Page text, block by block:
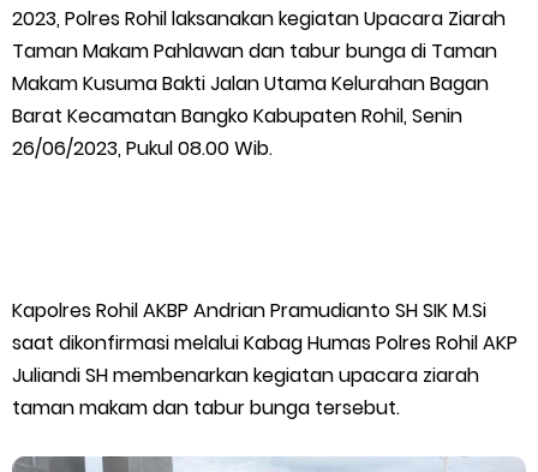
Polres Kepulauan Meranti Gelar Ekspedisi Merah Putih" Jalin
Sinergitas dengan Insan Pers, Komunitas dan Mahasiswa
PLN Selat Panjang Minta Maaf, Janji Datangkan Mesin Sewa
PLN: Hentikan Pemadaman dan Beri Kompensasi
FPMP.TB Bersama OPP Teluk Belitung, Dan Perwakilan
2023, Polres Rohil laksanakan kegiatan Upacara Ziarah
Taman Makam Pahlawan dan tabur bunga di Taman
Makam Kusuma Bakti Jalan Utama Kelurahan Bagan
Barat Kecamatan Bangko Kabupaten Rohil, Senin
26/06/2023, Pukul 08.00 Wib.
Kapolres Rohil AKBP Andrian Pramudianto SH SIK M.Si
saat dikonfirmasi melalui Kabag Humas Polres Rohil AKP
Juliandi SH membenarkan kegiatan upacara ziarah
taman makam dan tabur bunga tersebut.